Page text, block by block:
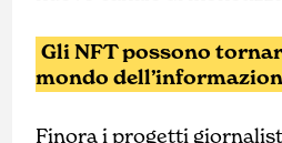
Gli NFT possono
mondo
Finora i progetti